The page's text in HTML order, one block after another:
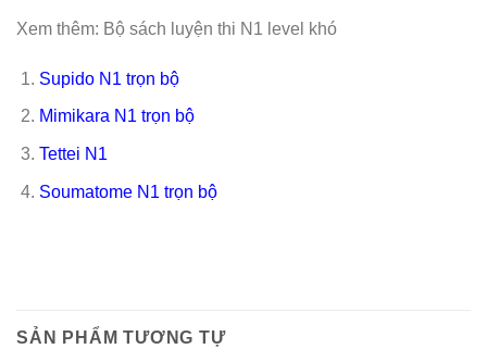
Xem thêm: Bộ sách luyện thi N1 level khó
Supido N1 trọn bộ
Mimikara N1 trọn bộ
Tettei N1
Soumatome N1 trọn bộ
SẢN PHẨM TƯƠNG TỰ